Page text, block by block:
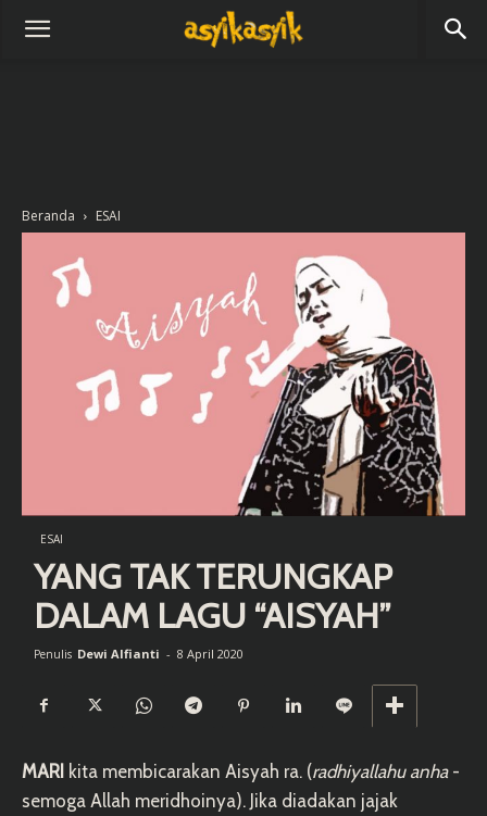
Beranda ESAI
ESAI
YANG TAK TERUNGKAP
DALAM LAGU “AISYAH”
Penulis Dewi Alfianti - 8 April 2020
MARI kita membicarakan Aisyah ra. (radhiyallahu anha-
semoga Allah meridhoinya). Jika diadakan jajak